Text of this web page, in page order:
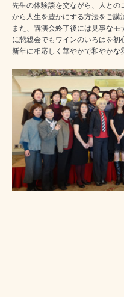
先生の体験談を交ながら、人と
から人生を豊かにする方法をご講
また、講演会終了後には見事な
に懇親会でもワインのいろはを初
新年に相応しく華やかで和やかな